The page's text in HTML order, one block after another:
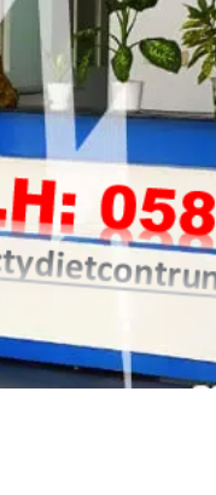
QÚY KHÁCH